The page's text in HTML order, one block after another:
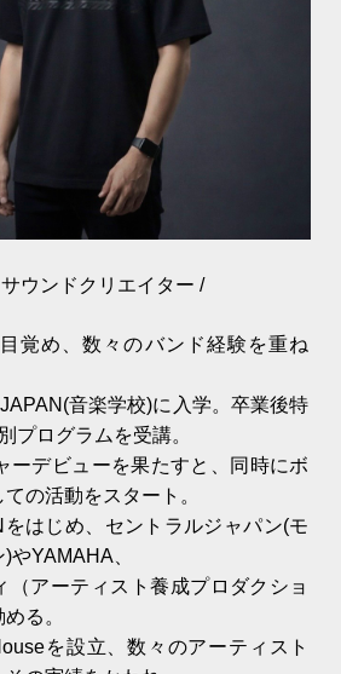
ウンドクリエイター /
覚め、数々のバンド経験を重ね
音楽学校)に入学。卒業後特
プログラムを受講。
ーデビューを果たすと、同時にボ
の活動をスタート。
はじめ、セントラルジャパン(モ
やYAMAHA、
（アーティスト養成プロダクショ
る。
を設立、数々のアーティスト